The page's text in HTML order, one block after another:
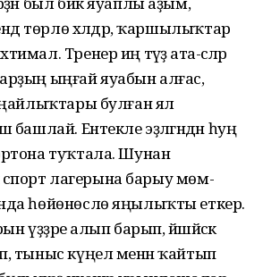
төрлө хәлдәр, ҡаршылыҡтар
Тренер иң тәүҙә ата-әсәләр
ыңғай яуабын алғас,
булған ял
башлай. Ентекле эҙләгәндән һуң
туҡтала. Шунан
спорт лагерына барыу мөм-
һөйөнөслө яңылыҡты еткерә.
үҙҙәре алып барып, йәшәйәсәк
тыныс күңел менән ҡайтып